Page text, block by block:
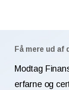
Få mere ud af
Modtag
erfarne og